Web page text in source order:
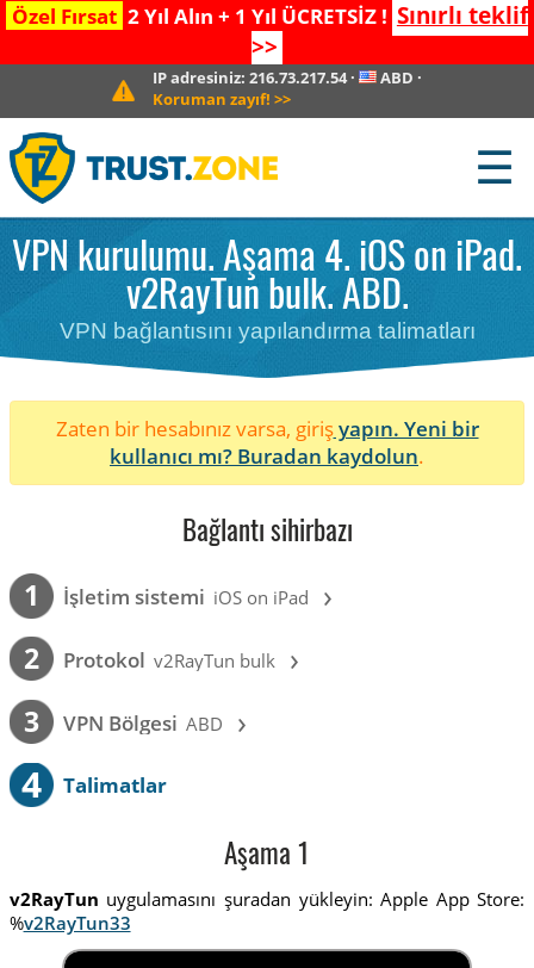
Özel Fırsat 2 Yıl Alın + 1 Yıl ÜCRETSİZ ! Sınırlı teklif
>>
IP adresiniz: 216.73.217.54· ABD ·
Koruman zayıf! >>
☰
VPN kurulumu. Aşama 4. iOS on iPad.
v2RayTun bulk. ABD.
VPN bağlantısını yapılandırma talimatları
Zaten bir hesabınız varsa, girişyapın. Yeni bir
kullanıcı mı? Buradan kaydolun.
Bağlantı sihirbazı
1 İşletim sistemi iOS on iPad ›
2 Protokol v2RayTun bulk ›
3 VPN Bölgesi ABD ›
4 Talimatlar
Aşama 1
v2RayTun uygulamasını şuradan yükleyin: Apple App Store:
%v2RayTun33